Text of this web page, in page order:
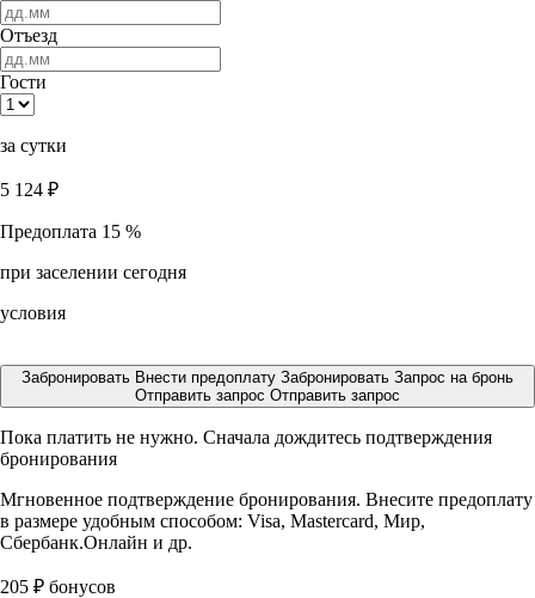
Отъезд
Гости
за сутки
5 124 ₽
Предоплата 15 %
при заселении сегодня
условия
Забронировать Внести предоплату Забронировать Запрос на бронь
Отправить запрос Отправить запрос
Пока платить не нужно. Сначала дождитесь подтверждения
бронирования
Мгновенное подтверждение бронирования. Внесите предоплату
в размере удобным способом: Visa, Mastercard, Мир,
Сбербанк.Онлайн и др.
205 ₽ бонусов